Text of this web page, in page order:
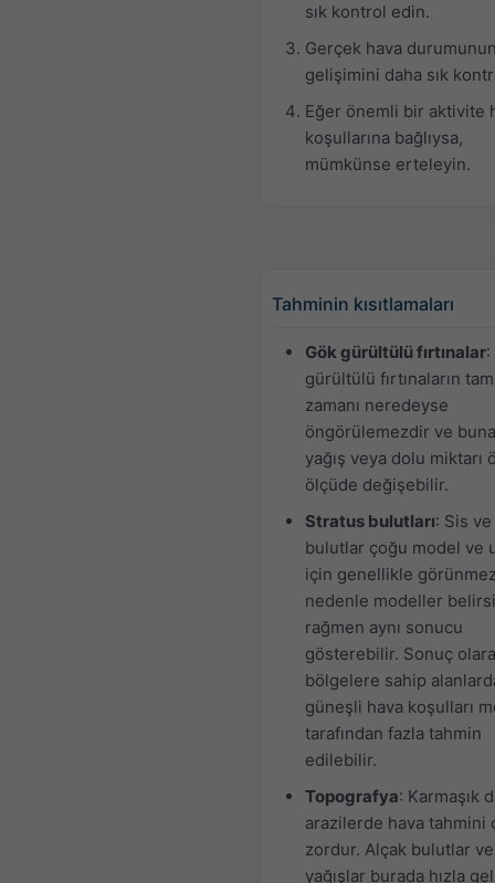
sık kontrol edin.
Gerçek hava
gelişimini daha sık
Eğer önemli bir aktivite
koşullarına bağlıysa,
mümkünse erteleyin.
Tahminin kısıtlamaları
Gök gürültülü fırtınalar:
gürültülü fırtınaların
zamanı neredeyse
öngörülemezdir ve
yağış veya dolu miktarı
ölçüde değişebilir.
Stratus bulutları: Sis
bulutlar çoğu model ve
için genellikle
nedenle modeller
rağmen aynı sonucu
gösterebilir. Sonuç
bölgelere sahip
güneşli hava koşulları
tarafından fazla tahmin
edilebilir.
Topografya: Karmaşık
arazilerde hava tahmini
zordur. Alçak bulutlar ve
yağışlar burada hızla